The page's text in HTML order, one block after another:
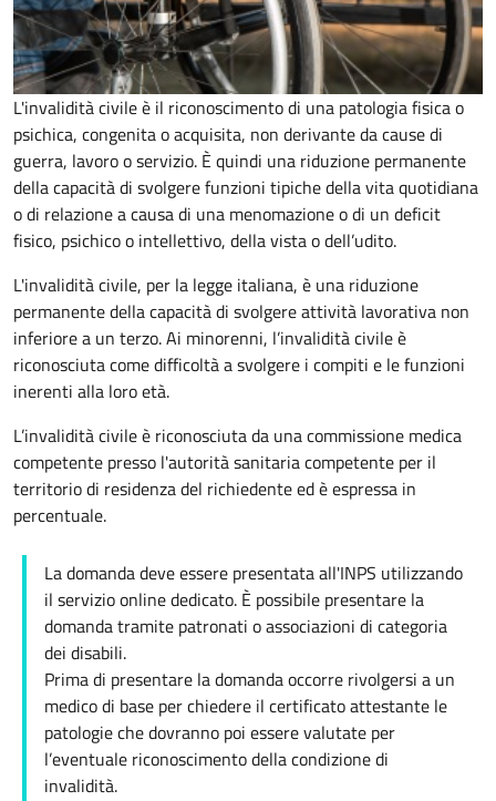
L'invalidità civile è il riconoscimento di una patologia fisica o
psichica, congenita o acquisita, non derivante da cause di
guerra, lavoro o servizio. È quindi una riduzione permanente
della capacità di svolgere funzioni tipiche della vita quotidiana
o di relazione a causa di una menomazione o di un deficit
fisico, psichico o intellettivo, della vista o dell’udito.
L'invalidità civile, per la legge italiana, è una riduzione
permanente della capacità di svolgere attività lavorativa non
inferiore a un terzo. Ai minorenni, l’invalidità civile è
riconosciuta come difficoltà a svolgere i compiti e le funzioni
inerenti alla loro età.
L’invalidità civile è riconosciuta da una commissione medica
competente presso l'autorità sanitaria competente per il
territorio di residenza del richiedente ed è espressa in
percentuale.
La domanda deve essere presentata all'INPS utilizzando
il servizio online dedicato. È possibile presentare la
domanda tramite patronati o associazioni di categoria
dei disabili.
Prima di presentare la domanda occorre rivolgersi a un
medico di base per chiedere il certificato attestante le
patologie che dovranno poi essere valutate per
l’eventuale riconoscimento della condizione di
invalidità.